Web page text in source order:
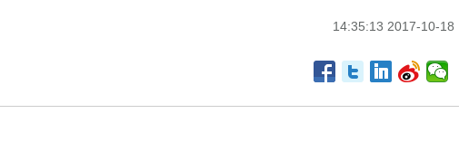
2017-10-18 14:35:13